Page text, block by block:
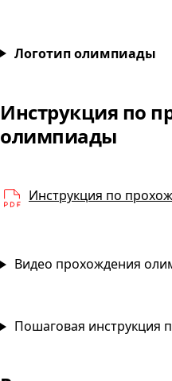
Логотип олимпиады
Туроператорская
Инструкция по
олимпиады
Инструкция по
PDF
Видео прохождения
Пошаговая инструкция